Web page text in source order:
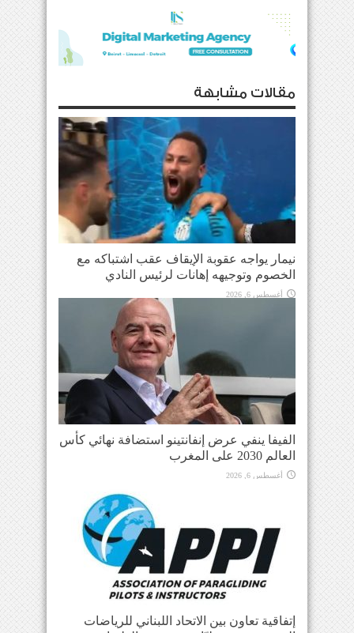
مقالات مشابهة
نيمار يواجه عقوبة الإيقاف عقب اشتباكه مع
الخصوم وتوجيهه إهانات لرئيس النادي
أغسطس 6, 2026
الفيفا ينفي عرض إنفانتينو استضافة نهائي كأس
العالم 2030 على المغرب
أغسطس 6, 2026
إتفاقية تعاون بين الاتحاد اللبناني للرياضات